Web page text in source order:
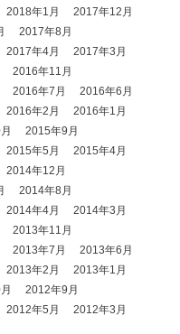
2018年1月
2017年12月
2017年8月
2017年4月
2017年3月
2016年11月
2016年7月
2016年6月
2016年2月
2016年1月
2015年9月
2015年5月
2015年4月
2014年12月
2014年8月
2014年4月
2014年3月
2013年11月
2013年7月
2013年6月
2013年2月
2013年1月
2012年9月
2012年5月 2012年3月